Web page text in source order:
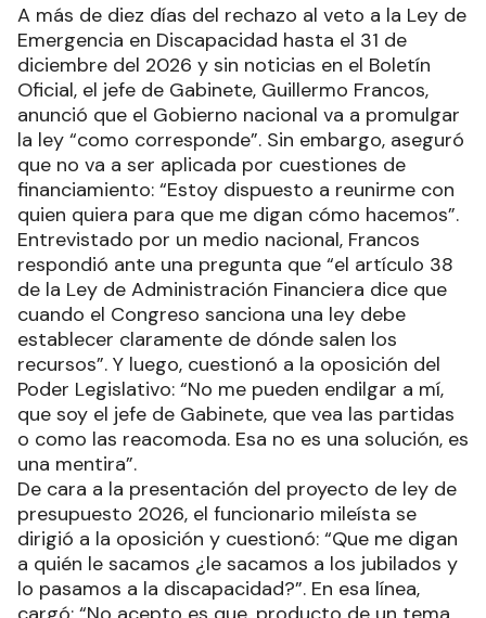
A más de diez días del rechazo al veto a la Ley de
Emergencia en Discapacidad hasta el 31 de
diciembre del 2026 y sin noticias en el Boletín
Oficial, el jefe de Gabinete, Guillermo Francos,
anunció que el Gobierno nacional va a promulgar
la ley “como corresponde”. Sin embargo, aseguró
que no va a ser aplicada por cuestiones de
financiamiento: “Estoy dispuesto a reunirme con
quien quiera para que me digan cómo hacemos”.
Entrevistado por un medio nacional, Francos
respondió ante una pregunta que “el artículo 38
de la Ley de Administración Financiera dice que
cuando el Congreso sanciona una ley debe
establecer claramente de dónde salen los
recursos”. Y luego, cuestionó a la oposición del
Poder Legislativo: “No me pueden endilgar a mí,
que soy el jefe de Gabinete, que vea las partidas
o como las reacomoda. Esa no es una solución, es
una mentira”.
De cara a la presentación del proyecto de ley de
presupuesto 2026, el funcionario mileísta se
dirigió a la oposición y cuestionó: “Que me digan
a quién le sacamos ¿le sacamos a los jubilados y
lo pasamos a la discapacidad?”. En esa línea,